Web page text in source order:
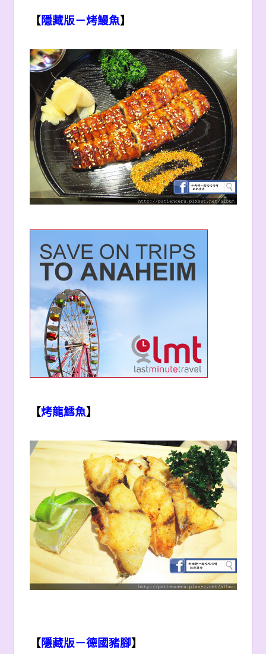
【 隱藏版－烤鰻魚】
【烤龍鱈魚】
【隱藏版－德國豬腳】